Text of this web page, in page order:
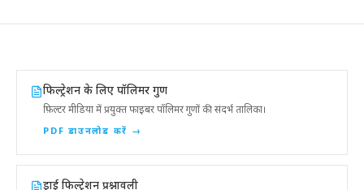
फिल्ट्रेशन के लिए पॉलिमर गुण
फ़िल्टर मीडिया में प्रयुक्त फाइबर पॉलिमर गुणों की संदर्भ तालिका।
PDF डाउनलोड करें →
ड्राई फिल्ट्रेशन प्रश्नावली